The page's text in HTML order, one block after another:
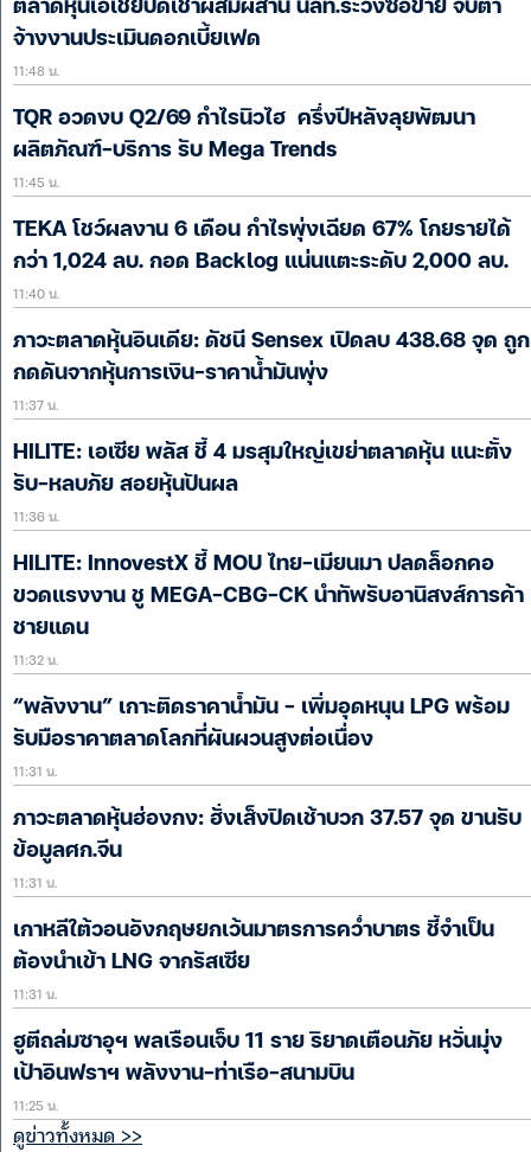
ตลาดหุ้นเอเชียปิดเช้าผสมผสาน นลท.ระวังซื้อขาย จับตา
จ้างงานประเมินดอกเบี้ยเฟด
11:48 น.
TQR อวดงบ Q2/69 กำไรนิวไฮ ครึ่งปีหลังลุยพัฒนา
ผลิตภัณฑ์-บริการ รับ Mega Trends
11:45 น.
TEKA โชว์ผลงาน 6 เดือน กำไรพุ่งเฉียด 67% โกยรายได้
กว่า 1,024 ลบ. กอด Backlog แน่นแตะระดับ 2,000 ลบ.
11:40 น.
ภาวะตลาดหุ้นอินเดีย: ดัชนี Sensex เปิดลบ 438.68 จุด ถูก
กดดันจากหุ้นการเงิน-ราคาน้ำมันพุ่ง
11:37 น.
HILITE: เอเซีย พลัส ชี้ 4 มรสุมใหญ่เขย่าตลาดหุ้น แนะตั้ง
รับ-หลบภัย สอยหุ้นปันผล
11:36 น.
HILITE: InnovestX ชี้ MOU ไทย-เมียนมา ปลดล็อกคอ
ขวดแรงงาน ชู MEGA-CBG-CK นำทัพรับอานิสงส์การค้า
ชายแดน
11:32 น.
“พลังงาน” เกาะติดราคาน้ำมัน – เพิ่มอุดหนุน LPG พร้อม
รับมือราคาตลาดโลกที่ผันผวนสูงต่อเนื่อง
11:31 น.
ภาวะตลาดหุ้นฮ่องกง: ฮั่งเส็งปิดเช้าบวก 37.57 จุด ขานรับ
ข้อมูลศก.จีน
11:31 น.
เกาหลีใต้วอนอังกฤษยกเว้นมาตรการคว่ำบาตร ชี้จำเป็น
ต้องนำเข้า LNG จากรัสเซีย
11:31 น.
ฮูตีถล่มซาอุฯ พลเรือนเจ็บ 11 ราย ริยาดเตือนภัย หวั่นมุ่ง
เป้าอินฟราฯ พลังงาน-ท่าเรือ-สนามบิน
11:25 น.
ดูข่าวทั้งหมด >>